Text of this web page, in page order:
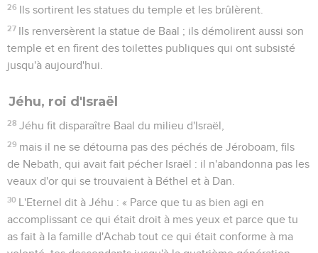
26 Ils sortirent les statues du temple et les brûlèrent.
27 Ils renversèrent la statue de Baal ; ils démolirent aussi son
temple et en firent des toilettes publiques qui ont subsisté
jusqu'à aujourd'hui.
Jéhu, roi d'Israël
28 Jéhu fit disparaître Baal du milieu d'Israël,
29 mais il ne se détourna pas des péchés de Jéroboam, fils
de Nebath, qui avait fait pécher Israël : il n'abandonna pas les
veaux d'or qui se trouvaient à Béthel et à Dan.
30 L'Eternel dit à Jéhu : « Parce que tu as bien agi en
accomplissant ce qui était droit à mes yeux et parce que tu
as fait à la famille d'Achab tout ce qui était conforme à ma